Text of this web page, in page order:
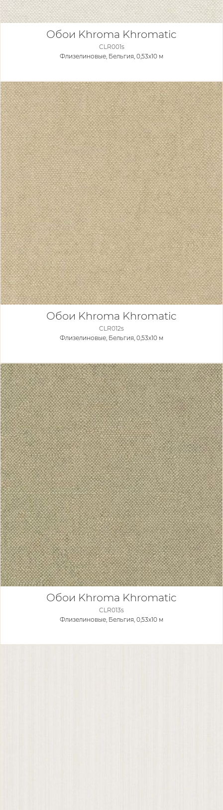
Обои Khroma Khromatic
CLR001s
Флизелиновые, Бельгия, 0,53x10 м
Обои Khroma Khromatic
CLR012s
Флизелиновые, Бельгия, 0,53x10 м
Обои Khroma Khromatic
CLR013s
Флизелиновые, Бельгия, 0,53x10 м